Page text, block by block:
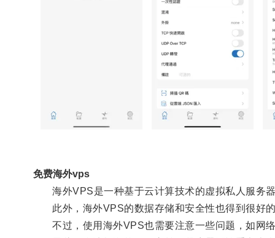
免费海外vps
海外VPS是一种基于云计算技术的虚拟私人服务器
此外，海外VPS的数据存储和安全性也得到很好
不过，使用海外VPS也需要注意一些问题，如网